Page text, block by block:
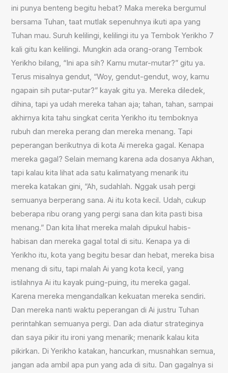
ini punya benteng begitu hebat? Maka mereka bergumul
bersama Tuhan, taat mutlak sepenuhnya ikuti apa yang
Tuhan mau. Suruh kelilingi, kelilingi itu ya Tembok Yerikho 7
kali gitu kan kelilingi. Mungkin ada orang-orang Tembok
Yerikho bilang, “Ini apa sih? Kamu mutar-mutar?” gitu ya.
Terus misalnya gendut, “Woy, gendut-gendut, woy, kamu
ngapain sih putar-putar?” kayak gitu ya. Mereka diledek,
dihina, tapi ya udah mereka tahan aja; tahan, tahan, sampai
akhirnya kita tahu singkat cerita Yerikho itu temboknya
rubuh dan mereka perang dan mereka menang. Tapi
peperangan berikutnya di kota Ai mereka gagal. Kenapa
mereka gagal? Selain memang karena ada dosanya Akhan,
tapi kalau kita lihat ada satu kalimatyang menarik itu
mereka katakan gini, “Ah, sudahlah. Nggak usah pergi
semuanya berperang sana. Ai itu kota kecil. Udah, cukup
beberapa ribu orang yang pergi sana dan kita pasti bisa
menang.” Dan kita lihat mereka malah dipukul habis-
habisan dan mereka gagal total di situ. Kenapa ya di
Yerikho itu, kota yang begitu besar dan hebat, mereka bisa
menang di situ, tapi malah Ai yang kota kecil, yang
istilahnya Ai itu kayak puing-puing, itu mereka gagal.
Karena mereka mengandalkan kekuatan mereka sendiri.
Dan mereka nanti waktu peperangan di Ai justru Tuhan
perintahkan semuanya pergi. Dan ada diatur strateginya
dan saya pikir itu ironi yang menarik; menarik kalau kita
pikirkan. Di Yerikho katakan, hancurkan, musnahkan semua,
jangan ada ambil apa pun yang ada di situ. Dan gagalnya si